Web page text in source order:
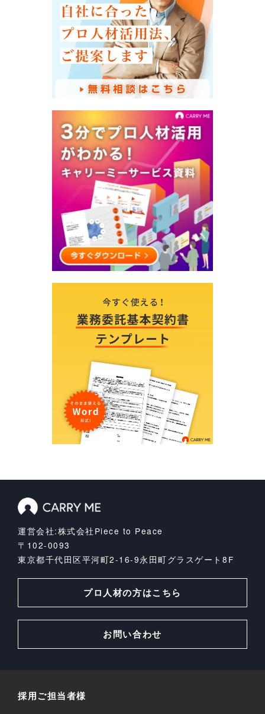
運営会社:株式会社Piece to Peace
〒102-0093
東京都千代田区平河町2-16-9永田町グラスゲート8F
プロ人材の方はこちら
お問い合わせ
採用ご担当者様